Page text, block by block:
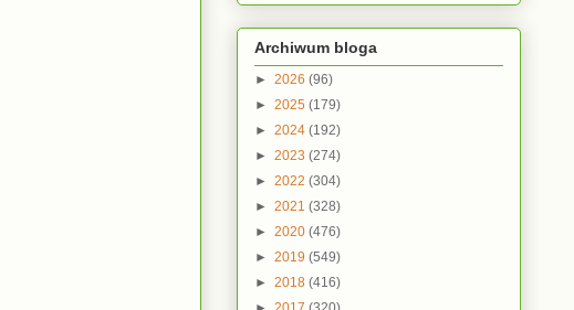
Archiwum bloga
► 2026 (96)
► 2025 (179)
► 2024 (192)
► 2023 (274)
► 2022 (304)
► 2021 (328)
► 2020 (476)
► 2019 (549)
► 2018 (416)